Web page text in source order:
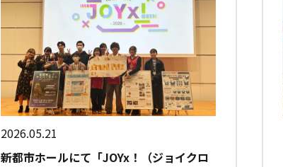
2026.05.21
新都市ホールにて「JOYx！（ジョイクロ